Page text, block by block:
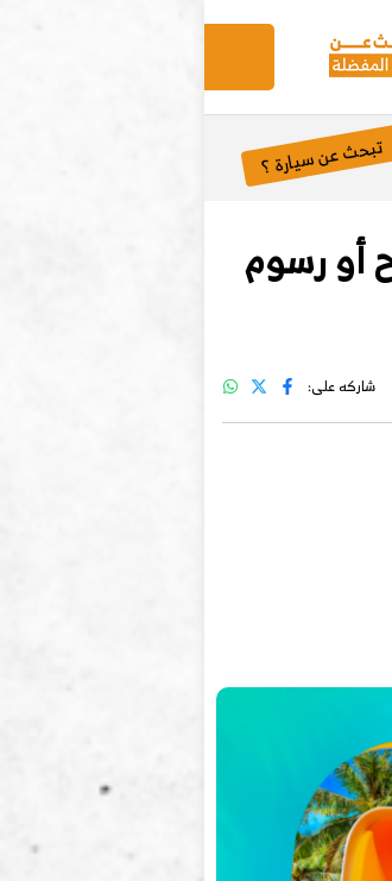
تبحث عن سيارة ؟
أو رسوم
شاركه على: